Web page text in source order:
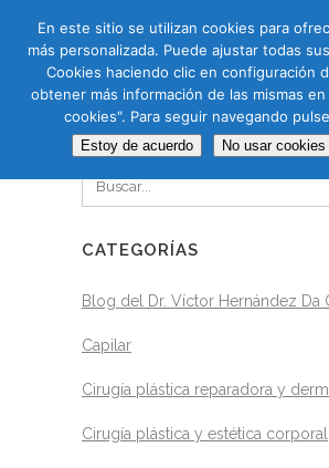
CAT ENG
BUSCAR
CATEGORÍAS
Blog del Dr. Víctor Hernández Da
Capilar
Cirugía plástica reparadora y
Cirugía plástica y estética corporal
En este sitio se utilizan cookies para
más personalizada. Puede ajustar todas
Cookies haciendo clic en configuración
obtener más información de las mismas
cookies". Para seguir navegando
Estoy de acuerdo No usar cookies